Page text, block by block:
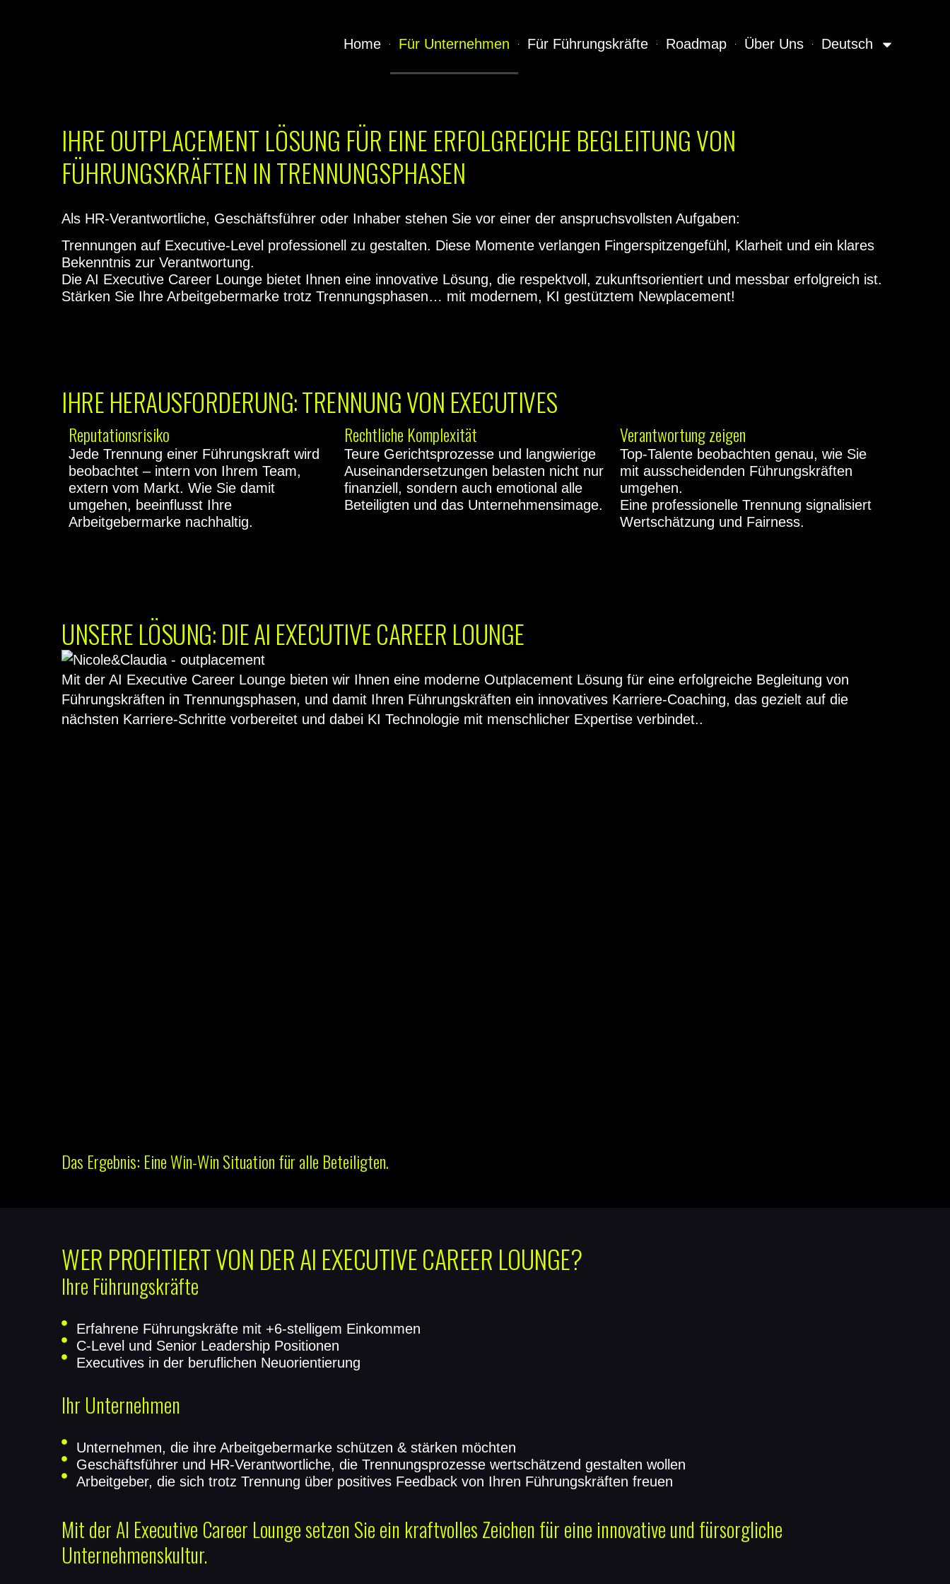
Home Für Unternehmen Für Führungskräfte Roadmap Über Uns Deutsch
IHRE OUTPLACEMENT LÖSUNG FÜR EINE ERFOLGREICHE BEGLEITUNG VON
FÜHRUNGSKRÄFTEN IN TRENNUNGSPHASEN
Als HR-Verantwortliche, Geschäftsführer oder Inhaber stehen Sie vor einer der anspruchsvollsten Aufgaben:
Trennungen auf Executive-Level professionell zu gestalten. Diese Momente verlangen Fingerspitzengefühl, Klarheit und ein klares
Bekenntnis zur Verantwortung.
Die AI Executive Career Lounge bietet Ihnen eine innovative Lösung, die respektvoll, zukunftsorientiert und messbar erfolgreich ist.
Stärken Sie Ihre Arbeitgebermarke trotz Trennungsphasen… mit modernem, KI gestütztem Newplacement!
IHRE HERAUSFORDERUNG: TRENNUNG VON EXECUTIVES
Reputationsrisiko
Jede Trennung einer Führungskraft wird
beobachtet – intern von Ihrem Team,
extern vom Markt. Wie Sie damit
umgehen, beeinflusst Ihre
Arbeitgebermarke nachhaltig.
Rechtliche Komplexität
Teure Gerichtsprozesse und langwierige
Auseinandersetzungen belasten nicht nur
finanziell, sondern auch emotional alle
Beteiligten und das Unternehmensimage.
Verantwortung zeigen
Top-Talente beobachten genau, wie Sie
mit ausscheidenden Führungskräften
umgehen.
Eine professionelle Trennung signalisiert
Wertschätzung und Fairness.
UNSERE LÖSUNG: DIE AI EXECUTIVE CAREER LOUNGE
Mit der AI Executive Career Lounge bieten wir Ihnen eine moderne Outplacement Lösung für eine erfolgreiche Begleitung von
Führungskräften in Trennungsphasen, und damit Ihren Führungskräften ein innovatives Karriere-Coaching, das gezielt auf die
nächsten Karriere-Schritte vorbereitet und dabei KI Technologie mit menschlicher Expertise verbindet..
Das Ergebnis: Eine Win-Win Situation für alle Beteiligten.
WER PROFITIERT VON DER AI EXECUTIVE CAREER LOUNGE?
Ihre Führungskräfte
Erfahrene Führungskräfte mit +6-stelligem Einkommen
C-Level und Senior Leadership Positionen
Executives in der beruflichen Neuorientierung
Ihr Unternehmen
Unternehmen, die ihre Arbeitgebermarke schützen & stärken möchten
Geschäftsführer und HR-Verantwortliche, die Trennungsprozesse wertschätzend gestalten wollen
Arbeitgeber, die sich trotz Trennung über positives Feedback von Ihren Führungskräften freuen
Mit der AI Executive Career Lounge setzen Sie ein kraftvolles Zeichen für eine innovative und fürsorgliche
Unternehmenskultur.